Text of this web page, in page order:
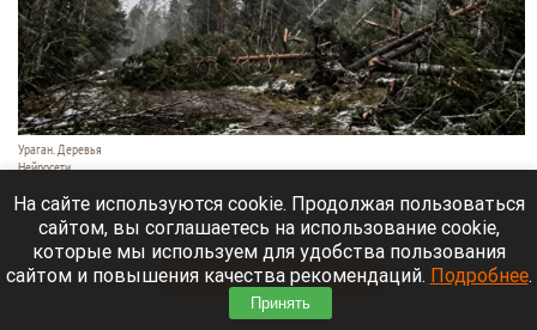
Ураган. Деревья
Нейросети
9 августа 2026 в 18:35
Мощный ураган бушует в Самарской области.
Читать полностью
На сайте используются cookie. Продолжая пользоваться
сайтом, вы соглашаетесь на использование cookie,
которые мы используем для удобства пользования
сайтом и повышения качества рекомендаций. Подробнее.
Принять